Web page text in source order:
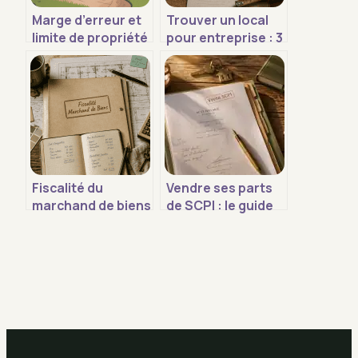
Marge d’erreur et
limite de propriété
: ce que vous
devez vraiment
savoir
Trouver un local
pour entreprise : 3
types de baux et 5
critères pour ne
pas se tromper
Fiscalité du
marchand de biens
Vendre ses parts
de SCPI : le guide